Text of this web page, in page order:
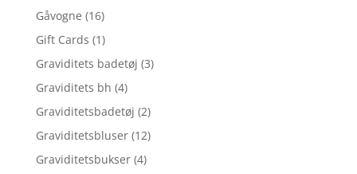
Gåvogne (16)
Gift Cards (1)
Graviditets badetøj (3)
Graviditets bh (4)
Graviditetsbadetøj (2)
Graviditetsbluser (12)
Graviditetsbukser (4)